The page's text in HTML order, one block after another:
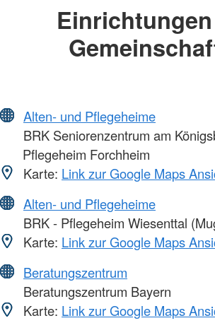
Alten- und Pflegeheime
BRK Seniorenzentrum am
Pflegeheim Forchheim
Karte: Link zur Google Maps
Alten- und Pflegeheime
BRK - Pflegeheim Wiesenttal
Karte: Link zur Google Maps
Beratungszentrum
Beratungszentrum Bayern
Karte: Link zur Google Maps